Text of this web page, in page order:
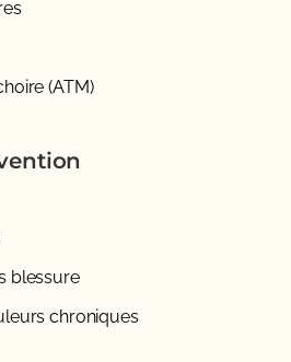
(ATM)
blessure
chroniques